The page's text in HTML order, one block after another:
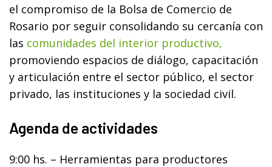
el compromiso de la Bolsa de Comercio de
Rosario por seguir consolidando su cercanía con
las comunidades del interior productivo,
promoviendo espacios de diálogo, capacitación
y articulación entre el sector público, el sector
privado, las instituciones y la sociedad civil.
Agenda de actividades
9:00 hs. – Herramientas para productores